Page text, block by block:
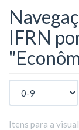
IFRN
Itens para a